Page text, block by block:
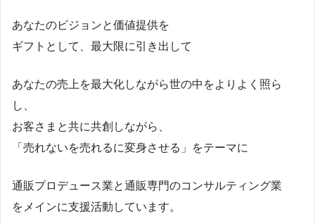
あなたのビジョンと価値提供を
ギフトとして、最大限に引き出して
あなたの売上を最大化しながら世の中をよりよく照ら
し、
お客さまと共に共創しながら、
「売れないを売れるに変身させる」をテーマに
通販プロデュース業と通販専門のコンサルティング業
をメインに支援活動しています。